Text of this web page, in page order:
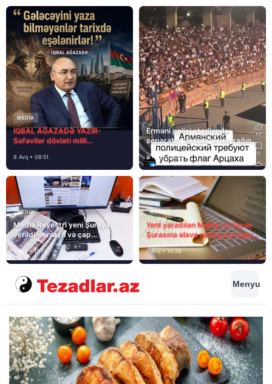
MEDİA
İQBAL AĞAZADƏ YAZIR-
Səfəvilər dövləti milli
8 Avq • 08:51
Erməni polisi stadionda
separatçı “Artsax”ın bayrağını
müsadirə etdi və…
8 Avq • 08:39
MEDİA
Media Reyestri yeni Şuraya
verildi – onlayn və çap
mediasını nə gözləyir?
7 Avq • 15:14
MEDİA
Yeni yaradılan Media və Yayım
Şurasına əlavə olaraq bu hüquq
və vəzifələr də verilib
7 Avq • 14:38
Menyu